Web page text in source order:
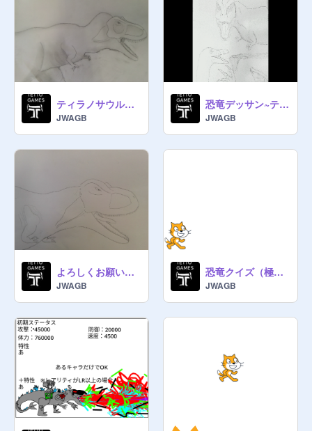
徴兵期間は20歳から25歳までの間
に、
最大2年とする
これら憲法違反をした場合、マネー
ジャーなら即追放、キュレーターな
ら1回目は警告、2回目は追放とす
〜〜〜〜〜〜同盟国〜〜〜〜〜〜〜
アストロ＝ジャガーノート二重連邦
極東ファクセンブルク共和国
大ゲルマンコンビニ共産帝国
ヴォルディア＝煌嵐帝国
ファロンタリア連邦国
大ドラゴニア浮遊帝国
クラル・トリック帝国
デイノニコ人民共和国
ヴァルツフルグ帝国
恐竜・古生物帝国
ジュラシック連邦
ティラノサウルス類 完結編
JWAGB
恐竜デッサン~ティラノサウルス類編~
JWAGB
よろしくお願いします
JWAGB
恐竜クイズ（極ムズ）
JWAGB